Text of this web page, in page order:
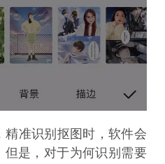
精准识别抠图时，软件会
但是，对于为何识别需要